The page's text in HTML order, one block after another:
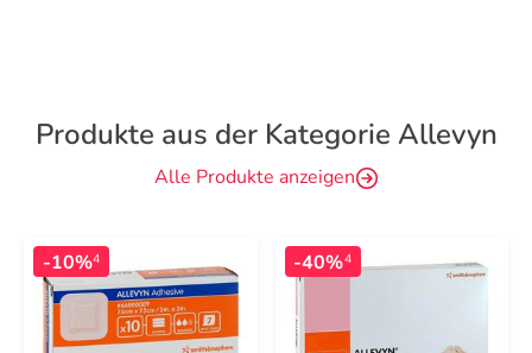
Produkte aus der Kategorie Allevyn
Alle Produkte anzeigen
-10%4 -40%4